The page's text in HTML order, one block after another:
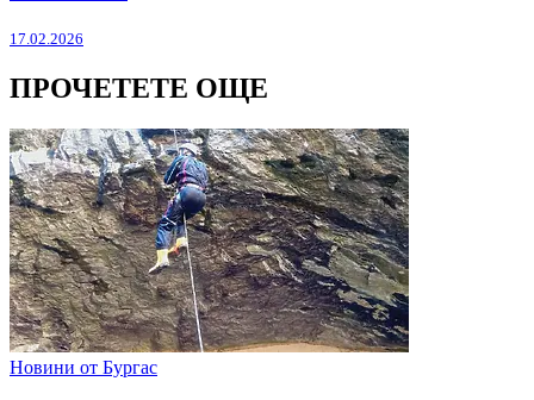
17.02.2026
ПРОЧЕТЕТЕ ОЩЕ
Новини от Бургас